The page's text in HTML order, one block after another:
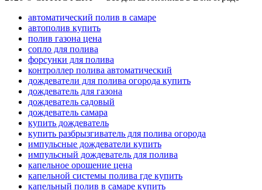
автоматический полив в самаре
автополив купить
полив газона цена
сопло для полива
форсунки для полива
контроллер полива автоматический
дождеватели для полива огорода купить
дождеватель для газона
дождеватель садовый
дождеватель самара
купить дождеватель
купить разбрызгиватель для полива огорода
импульсные дождеватели купить
импульсный дождеватель для полива
капельное орошение цена
капельной системы полива где купить
капельный полив в самаре купить